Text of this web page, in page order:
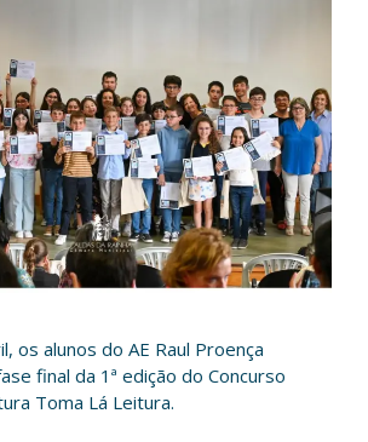
os alunos do AE Raul Proença
final da 1ª edição do Concurso
Toma Lá Leitura.